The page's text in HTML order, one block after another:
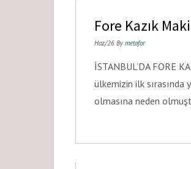
Fore Kazık
Haz/26 By metafor
İSTANBUL’DA FORE
ülkemizin ilk
olmasına neden